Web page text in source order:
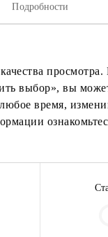
Подробности
выбор», вы
время,
Подписаться
13 лет.